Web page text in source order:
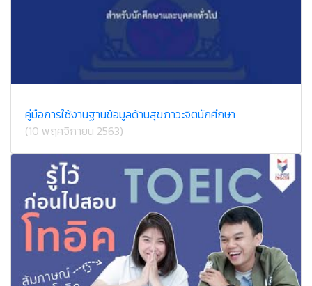
คู่มือการใช้งานฐานข้อมูลด้านสุขภาวะจิตนักศึกษา
(10 พฤศจิกายน 2563)